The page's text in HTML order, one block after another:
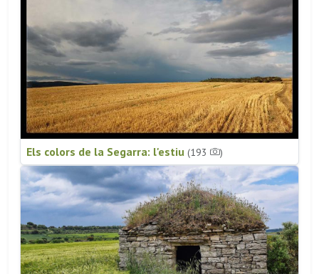
Els colors de la Segarra: l'estiu (193 )